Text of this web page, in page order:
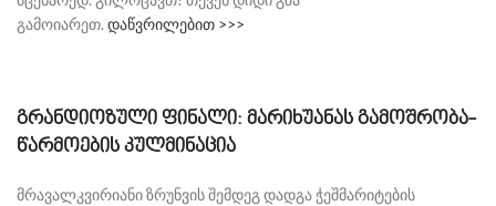
გამოიარეთ. დაწვრილებით >>>
გრანდიოზული ფინალი: მარიხუანას გამოშრობა-
წარმოების კულმინაცია
მრავალკვირიანი ზრუნვის შემდეგ დადგა ჭეშმარიტების